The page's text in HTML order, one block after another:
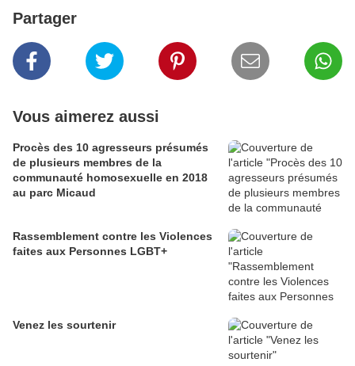
Partager
Vous aimerez aussi
Procès des 10 agresseurs présumés
de plusieurs membres de la
communauté homosexuelle en 2018
au parc Micaud
Rassemblement contre les Violences
faites aux Personnes LGBT+
Venez les sourtenir